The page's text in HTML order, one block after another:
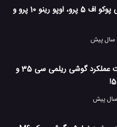
تکنولوژی موبایل نقد و بررسی
مقایسه گوشی پوکو اف 5 پرو، اوپو رینو 10 پرو و
مقایسه سرعت عملکرد گوشی ریلمی سی 35 و